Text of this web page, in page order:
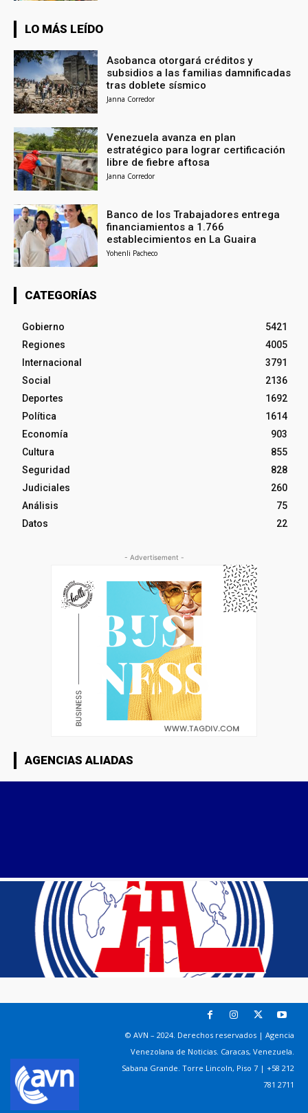
LO MÁS LEÍDO
Asobanca otorgará créditos y
subsidios a las familias damnificadas
tras doblete sísmico
Janna Corredor
Venezuela avanza en plan
estratégico para lograr certificación
libre de fiebre aftosa
Janna Corredor
Banco de los Trabajadores entrega
financiamientos a 1.766
establecimientos en La Guaira
Yohenli Pacheco
CATEGORÍAS
Gobierno
5421
Regiones
4005
Internacional
3791
Social
2136
Deportes
1692
Política
1614
Economía
903
Cultura
855
Seguridad
828
Judiciales
260
Análisis
75
Datos
22
- Advertisement -
AGENCIAS ALIADAS
© AVN – 2024. Derechos reservados | Agencia
Venezolana de Noticias. Caracas, Venezuela.
Sabana Grande. Torre Lincoln, Piso 7 | +58 212
781 2711